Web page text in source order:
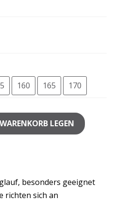
160 165 170
LEGEN
besonders geeignet
richten sich an